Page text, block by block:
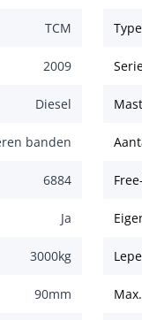
TCM Type
2009
Diesel Mast
banden
6884
Ja
3000kg
90mm